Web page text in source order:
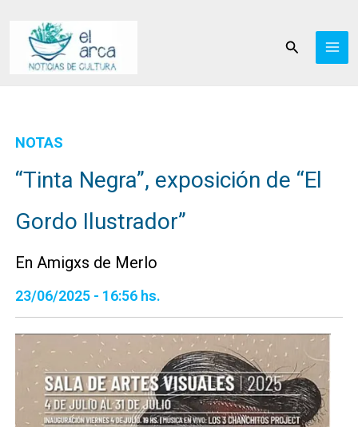
contenido
Buscar
NOTAS
“Tinta Negra”, exposición de “El
Gordo Ilustrador”
En Amigxs de Merlo
23/06/2025 - 16:56 hs.